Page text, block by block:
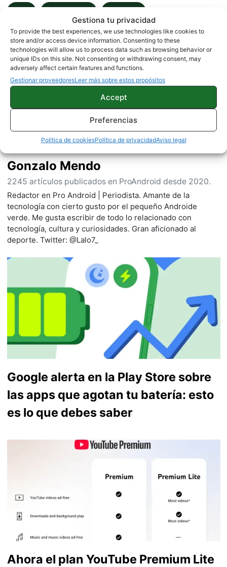
Gestiona tu privacidad
To provide the best experiences, we use technologies like cookies to
store and/or access device information. Consenting to these
technologies will allow us to process data such as browsing behavior or
unique IDs on this site. Not consenting or withdrawing consent, may
adversely affect certain features and functions.
Gestionar proveedoresLeer más sobre estos propósitos
Accept
Preferencias
Política de cookiesPolítica de privacidadAviso legal
Sobre este autor
Gonzalo Mendo
2245 artículos publicados en ProAndroid desde 2020.
Redactor en Pro Android | Periodista. Amante de la
tecnología con cierto gusto por el pequeño Androide
verde. Me gusta escribir de todo lo relacionado con
tecnología, cultura y curiosidades. Gran aficionado al
deporte. Twitter: @Lalo7_
Google alerta en la Play Store sobre
las apps que agotan tu batería: esto
es lo que debes saber
Ahora el plan YouTube Premium Lite